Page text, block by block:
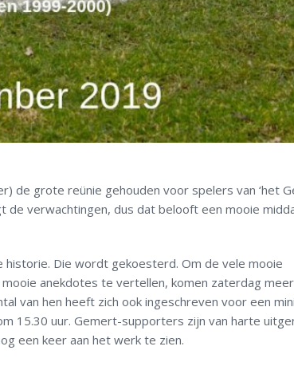
grote reünie gehouden voor spelers van ‘het
de verwachtingen, dus dat belooft een mooie
Die wordt gekoesterd. Om de vele mooie
anekdotes te vertellen, komen zaterdag
van hen heeft zich ook ingeschreven voor een
15.30 uur. Gemert-supporters zijn van harte
een keer aan het werk te zien.